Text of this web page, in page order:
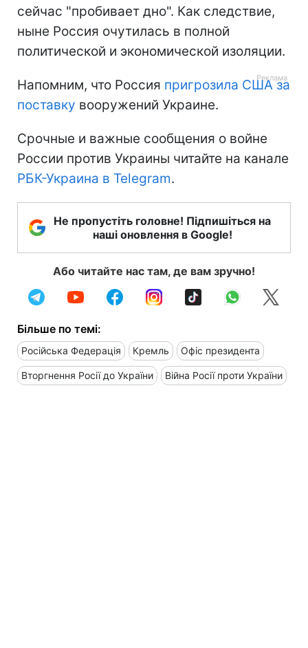
сейчас "пробивает дно". Как следствие,
ныне Россия очутилась в полной
политической и экономической изоляции.
Напомним, что Россия пригрозила США за
поставку вооружений Украине.
Срочные и важные сообщения о войне
России против Украины читайте на канале
РБК-Украина в Telegram.
Не пропустіть головне! Підпишіться на
наші оновлення в Google!
Або читайте нас там, де вам зручно!
Більше по темі:
Російська Федерація Кремль Офіс президента
Вторгнення Росії до України Війна Росії проти України